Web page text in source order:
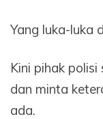
Yang luka-luka
Kini pihak
dan minta
ada.